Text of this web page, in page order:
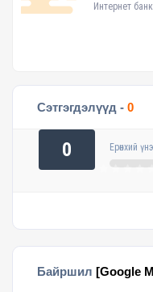
Интернет банк
Сэтгэгдэлүүд - 0
0 Ерөнхий
Байршил [Google